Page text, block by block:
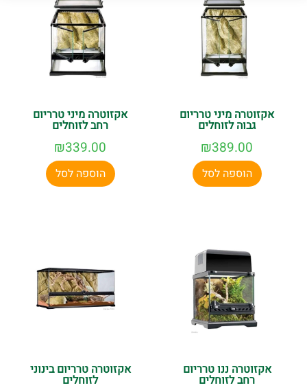
אקזוטרה מיני טרריום
גבוה לזוחלים
₪389.00
הוספה לסל
אקזוטרה מיני טרריום
רחב לזוחלים
₪339.00
הוספה לסל
אקזוטרה ננו טרריום
רחב לזוחלים
אקזוטרה טרריום בינוני
לזוחלים